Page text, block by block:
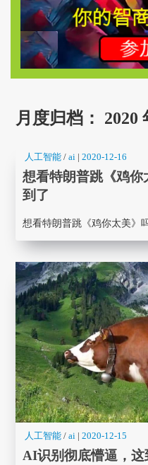
月度归档： 2020
人工智能 / ai |2020-12-16
想看特朗普跳《鸡
到了
想看特朗普跳《鸡你太美》
人工智能 / ai |2020-12-15
AI识别彻底懵逼，